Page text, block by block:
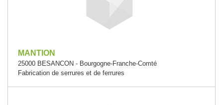
MANTION
25000 BESANCON - Bourgogne-Franche-Comté
Fabrication de serrures et de ferrures